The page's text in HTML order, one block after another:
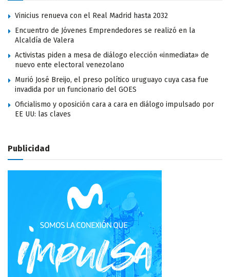
Vinicius renueva con el Real Madrid hasta 2032
Encuentro de Jóvenes Emprendedores se realizó en la
Alcaldía de Valera
Activistas piden a mesa de diálogo elección «inmediata» de
nuevo ente electoral venezolano
Murió José Breijo, el preso político uruguayo cuya casa fue
invadida por un funcionario del GOES
Oficialismo y oposición cara a cara en diálogo impulsado por
EE UU: las claves
Publicidad